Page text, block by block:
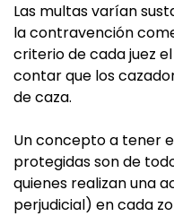
Las multas varían
la contravención
criterio de cada juez
contar que los
de caza.
Un concepto a tener
protegidas son de
quienes realizan una
perjudicial) en cada